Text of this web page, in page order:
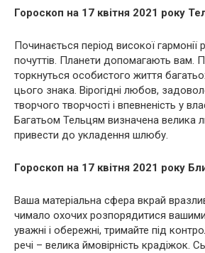
Гороскоп на 17 квітня 2021 року
Починається період високої гармонії
почуттів. Планети допомагають вам.
торкнуться особистого життя
цього знака. Вірогідні любов,
творчого творчості і впевненість у
Багатьом Тельцям визначена велика
привести до укладення шлюбу.
Гороскоп на 17 квітня 2021 року
Ваша матеріальна сфера вкрай
чимало охочих розпорядитися
уважні і обережні, тримайте під
речі – велика ймовірність крадіжок.